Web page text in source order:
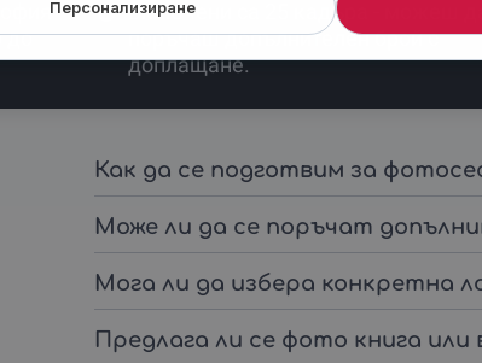
до
Включени са 25 кадъра - можеш да
поръчаш допълнителен брой с
доплащане.
Как да се подготвим за
Може ли да се поръчат
Мога ли да избера конкретна
Предлага ли се фото книга или
Персонализиране